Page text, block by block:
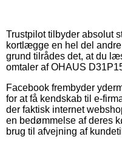
Trustpilot tilbyder absolut
kortlægge en hel del
grund tilrådes det, at du
omtaler af OHAUS
Facebook frembyder
for at få kendskab til e-
der faktisk internet
en bedømmelse af deres
brug til afvejning af